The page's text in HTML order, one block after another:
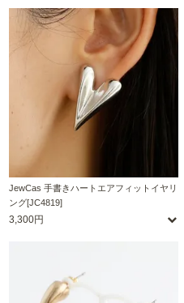
JewCas 手書きハートエアフィットイヤリ
ング[JC4819]
3,300円